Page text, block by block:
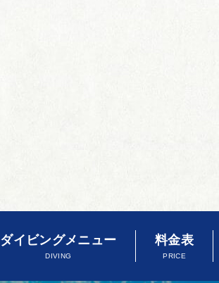
ダイビングメニュー
DIVING
料金表
PRICE